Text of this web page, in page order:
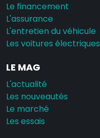
Le financement
L'assurance
L'entretien du véhicule
Les voitures électriques
LE MAG
L'actualité
Les nouveautés
Le marché
Les essais